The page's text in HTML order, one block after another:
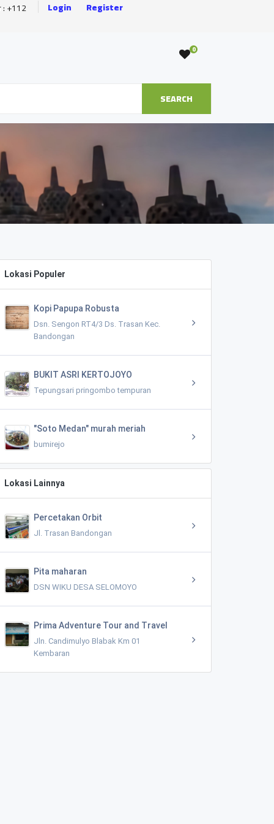
: +112 Login Register
0
SEARCH
Lokasi Populer
Kopi Papupa Robusta
Dsn. Sengon RT4/3 Ds. Trasan Kec.
Bandongan
BUKIT ASRI KERTOJOYO
Tepungsari pringombo tempuran
"Soto Medan" murah meriah
bumirejo
Lokasi Lainnya
Percetakan Orbit
Jl. Trasan Bandongan
Pita maharan
DSN WIKU DESA SELOMOYO
Prima Adventure Tour and Travel
Jln. Candimulyo Blabak Km 01
Kembaran